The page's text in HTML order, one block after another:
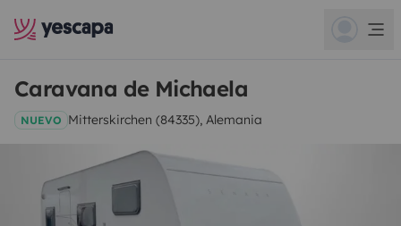
Caravana de Michaela
NUEVO Mitterskirchen (84335), Alemania